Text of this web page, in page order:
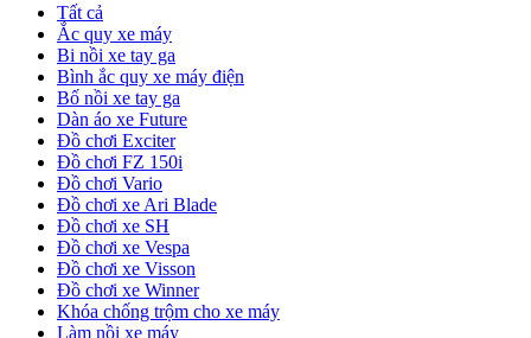
Tất cả
Ắc quy xe máy
Bi nồi xe tay ga
Bình ắc quy xe máy điện
Bố nồi xe tay ga
Dàn áo xe Future
Đồ chơi Exciter
Đồ chơi FZ 150i
Đồ chơi Vario
Đồ chơi xe Ari Blade
Đồ chơi xe SH
Đồ chơi xe Vespa
Đồ chơi xe Visson
Đồ chơi xe Winner
Khóa chống trộm cho xe máy
Làm nồi xe máy